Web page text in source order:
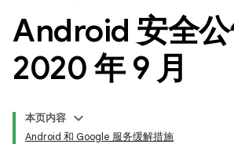
Android 安全
2020 年 9 月
本页内容
Android 和 Google 服务缓解措施